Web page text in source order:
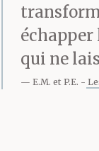
la
qui ne
E.M. et P.E.